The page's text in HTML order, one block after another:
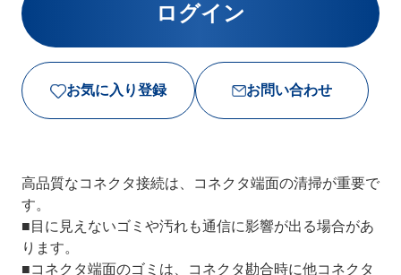
お気に入り登録 お問い合わせ
高品質なコネクタ接続は、コネクタ端面の清掃が重要で
す。
■目に見えないゴミや汚れも通信に影響が出る場合があ
ります。
■コネクタ端面のゴミは、コネクタ勘合時に他コネクタ